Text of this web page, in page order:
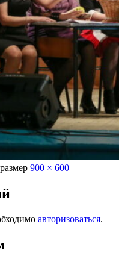
900 × 600
авторизоваться.